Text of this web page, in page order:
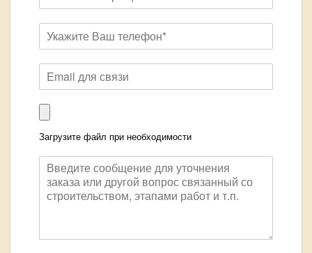
Загрузите файл при необходимости